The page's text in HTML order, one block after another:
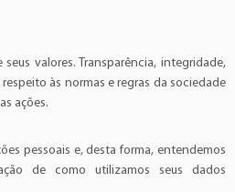
valores. Transparência, integridade,
às normas e regras da sociedade
ações.
pessoais e, desta forma, entendemos
de como utilizamos seus dados